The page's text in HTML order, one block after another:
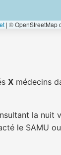
| © OpenStreetMap
X médecins
la nuit
le SAMU